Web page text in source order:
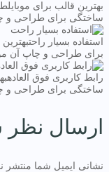
بهترین قالب برای موبایل
ساختگی برای طراحی و
استفاده بسیار راحتبهترین
برای طراحی و چاپ آن
رابط کاربری فوق العاده
ساختگی برای طراحی و
ارسال نظر
نشانی ایمیل شما منتشر